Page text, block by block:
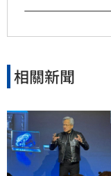
相關新聞